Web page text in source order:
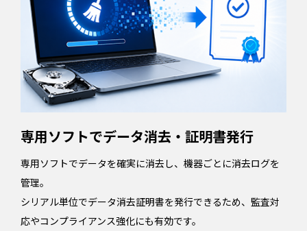
専用ソフトでデータ消去・証明書発行
専用ソフトでデータを確実に消去し、機器ごとに消去ログを
管理。
シリアル単位でデータ消去証明書を発行できるため、監査対
応やコンプライアンス強化にも有効です。